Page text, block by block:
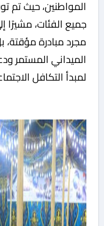
المواطنين، حيث تم
جميع الفئات، مشيرًا
مجرد مبادرة مؤقتة،
الميداني المستمر
لمبدأ التكافل